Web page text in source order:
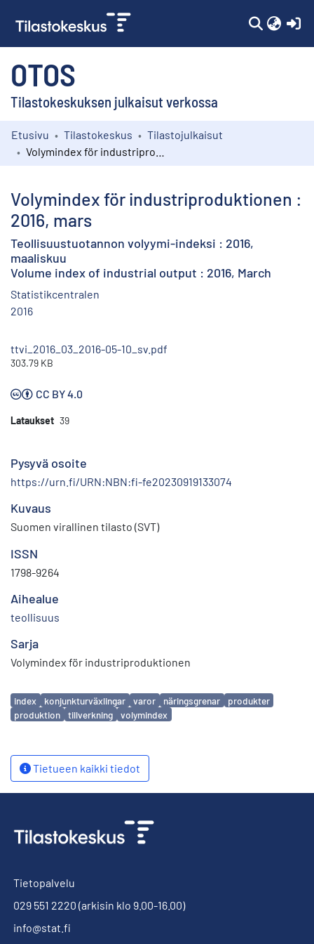
OTOS
Tilastokeskuksen julkaisut verkossa
Kokoelmat
Etusivu Tilastokeskus
Tilastojulkaisut
Volymindex för industriproduktionen :
2016, mars
Teollisuustuotannon volyymi-indeksi : 2016,
maaliskuu
Volume index of industrial output : 2016, March
Statistikcentralen
2016
ttvi_2016_03_2016-05-10_sv.pdf
303.79 KB
CC BY 4.0
Lataukset 39
Pysyvä osoite
https://urn.fi/URN:NBN:fi-fe20230919133074
Kuvaus
Suomen virallinen tilasto (SVT)
ISSN
1798-9264
Aihealue
teollisuus
Sarja
Volymindex för industriproduktionen
Avainsanat
index konjunkturväxlingar varor näringsgrenar
produkter
produktion
tillverkning volymindex
Tietueen kaikki tiedot
Tietopalvelu
029 551 2220 (arkisin klo 9.00-16.00)
info@stat.fi